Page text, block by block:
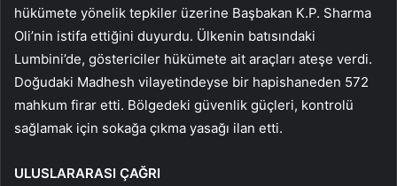
hükümete yönelik tepkiler üzerine Başbakan K.P. Sharma
Oli’nin istifa ettiğini duyurdu. Ülkenin batısındaki
Lumbini’de, göstericiler hükümete ait araçları ateşe verdi.
Doğudaki Madhesh vilayetindeyse bir hapishaneden 572
mahkum firar etti. Bölgedeki güvenlik güçleri, kontrolü
sağlamak için sokağa çıkma yasağı ilan etti.
ULUSLARARASI ÇAĞRI